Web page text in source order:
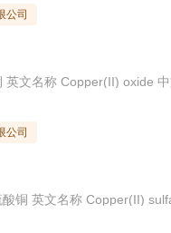
公司
公司